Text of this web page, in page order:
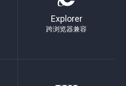
Explorer
跨浏览器兼容